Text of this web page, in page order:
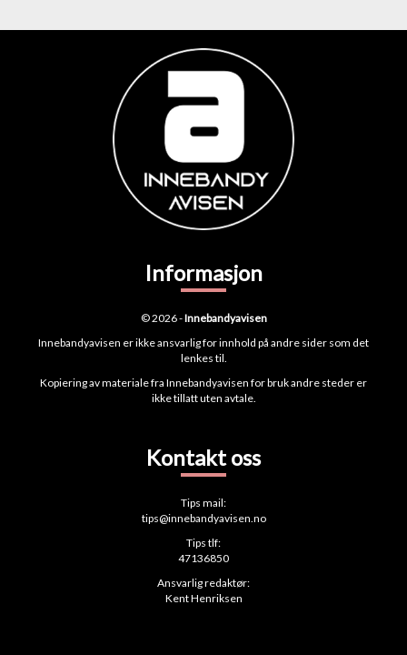
Informasjon
© 2026 -Innebandyavisen
Innebandyavisen er ikke ansvarlig for innhold på andre sider som det
lenkes til.
Kopiering av materiale fra Innebandyavisen for bruk andre steder er
ikke tillatt uten avtale.
Kontakt oss
Tips mail:
tips@innebandyavisen.no
Tips tlf:
47136850
Ansvarlig redaktør:
Kent Henriksen